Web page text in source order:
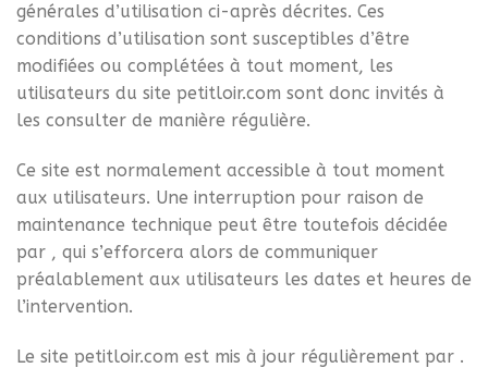
générales d’utilisation ci-après décrites. Ces
conditions d’utilisation sont susceptibles d’être
modifiées ou complétées à tout moment, les
utilisateurs du site petitloir.com sont donc invités à
les consulter de manière régulière.
Ce site est normalement accessible à tout moment
aux utilisateurs. Une interruption pour raison de
maintenance technique peut être toutefois décidée
par , qui s’efforcera alors de communiquer
préalablement aux utilisateurs les dates et heures de
l’intervention.
Le site petitloir.com est mis à jour régulièrement par .